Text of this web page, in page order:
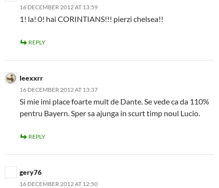
16 DECEMBER 2012 AT 13:59
1! la! 0! hai CORINTIANS!!! pierzi chelsea!!
REPLY
leexxrr
16 DECEMBER 2012 AT 13:37
Si mie imi place foarte mult de Dante. Se vede ca da 110%
pentru Bayern. Sper sa ajunga in scurt timp noul Lucio.
REPLY
gery76
16 DECEMBER 2012 AT 12:50